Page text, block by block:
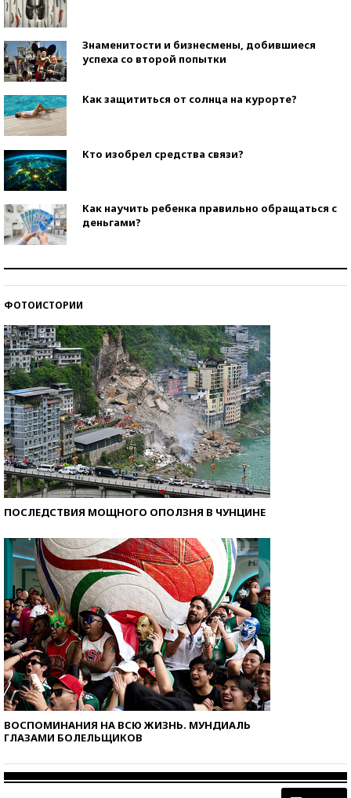
Знаменитости и бизнесмены, добившиеся
успеха со второй попытки
Как защититься от солнца на курорте?
Кто изобрел средства связи?
Как научить ребенка правильно обращаться с
деньгами?
ФОТОИСТОРИИ
ПОСЛЕДСТВИЯ МОЩНОГО ОПОЛЗНЯ В ЧУНЦИНЕ
ВОСПОМИНАНИЯ НА ВСЮ ЖИЗНЬ. МУНДИАЛЬ
ГЛАЗАМИ БОЛЕЛЬЩИКОВ